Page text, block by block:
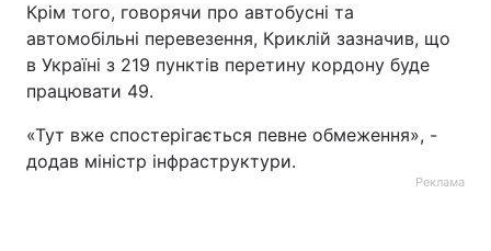
Крім того, говорячи про автобусні та
автомобільні перевезення, Криклій зазначив, що
в Україні з 219 пунктів перетину кордону буде
працювати 49.
«Тут вже спостерігається певне обмеження», -
додав міністр інфраструктури.
Реклама